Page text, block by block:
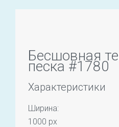
Бесшовная
песка #1780
Характеристики
Ширина:
1000 px